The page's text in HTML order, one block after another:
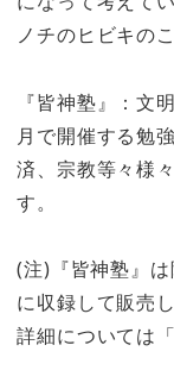
ノチのヒビキの
『皆神塾』：文
月で開催する勉
済、宗教等々様
す。
(注)『皆神塾』
に収録して販売
詳細については「